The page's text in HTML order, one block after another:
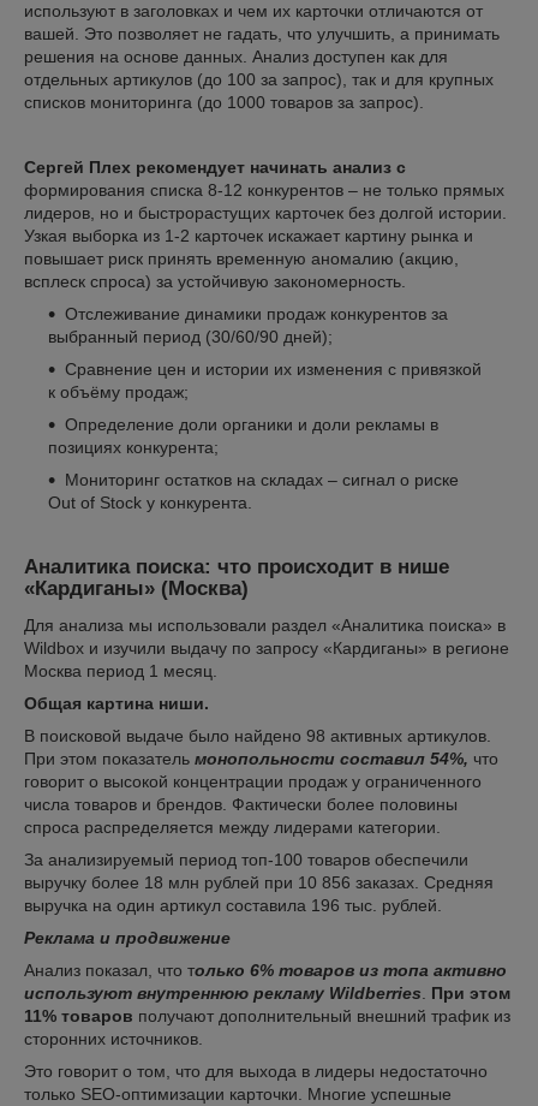
используют в заголовках и чем их карточки отличаются от
вашей. Это позволяет не гадать, что улучшить, а принимать
решения на основе данных. Анализ доступен как для
отдельных артикулов (до 100 за запрос), так и для крупных
списков мониторинга (до 1000 товаров за запрос).
Сергей Плех рекомендует начинать анализ с
формирования списка 8-12 конкурентов – не только прямых
лидеров, но и быстрорастущих карточек без долгой истории.
Узкая выборка из 1-2 карточек искажает картину рынка и
повышает риск принять временную аномалию (акцию,
всплеск спроса) за устойчивую закономерность.
Отслеживание динамики продаж конкурентов за
выбранный период (30/60/90 дней);
Сравнение цен и истории их изменения с привязкой
к объёму продаж;
Определение доли органики и доли рекламы в
позициях конкурента;
Мониторинг остатков на складах – сигнал о риске
Out of Stock у конкурента.
Аналитика поиска: что происходит в нише
«Кардиганы» (Москва)
Для анализа мы использовали раздел «Аналитика поиска» в
Wildbox и изучили выдачу по запросу «Кардиганы» в регионе
Москва период 1 месяц.
Общая картина ниши.
В поисковой выдаче было найдено 98 активных артикулов.
При этом показатель монопольности составил 54%, что
говорит о высокой концентрации продаж у ограниченного
числа товаров и брендов. Фактически более половины
спроса распределяется между лидерами категории.
За анализируемый период топ-100 товаров обеспечили
выручку более 18 млн рублей при 10 856 заказах. Средняя
выручка на один артикул составила 196 тыс. рублей.
Реклама и продвижение
Анализ показал, что только 6% товаров из топа активно
используют внутреннюю рекламу Wildberries
При этом
11% товаров получают дополнительный внешний трафик из
сторонних источников.
Это говорит о том, что для выхода в лидеры недостаточно
только SEO-оптимизации карточки. Многие успешные